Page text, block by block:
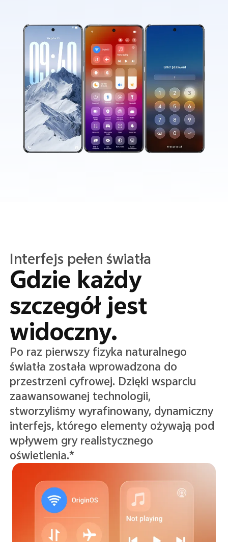
Przejrzystość
Przejrzystość
w każdym
szczególe.
System wykorzystuje nową, przejrzystą
kolorystykę, która nadaje interfejsowi
wrażenie lekkości i wyrazistości,
potęgując głębię
i jednocześnie zachowując ostrość,
wyrazistość
i czytelność tekstu oraz ikon.*